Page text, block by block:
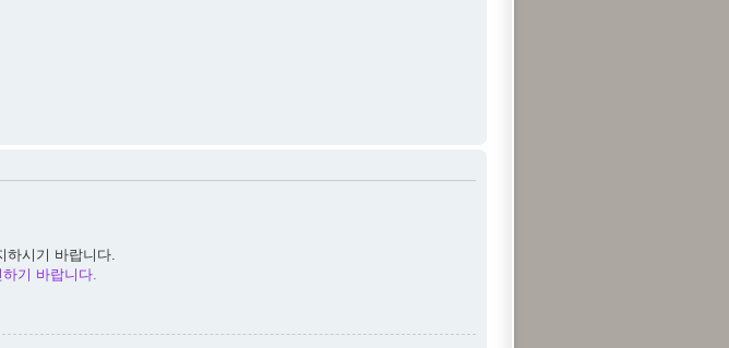
하시기 바랍니다.
기 바랍니다.